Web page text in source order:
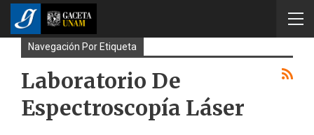
Navegación Por Etiqueta
Laboratorio De
Espectroscopía Láser